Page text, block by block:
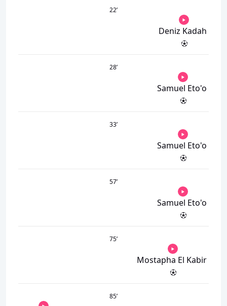
22’
Deniz Kadah
28’
Samuel Eto'o
33’
Samuel Eto'o
57’
Samuel Eto'o
75’
Mostapha El Kabir
85’